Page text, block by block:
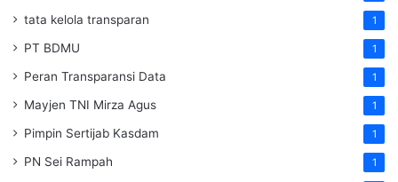
tata kelola transparan 1
PT BDMU 1
Peran Transparansi Data 1
Mayjen TNI Mirza Agus 1
Pimpin Sertijab Kasdam 1
PN Sei Rampah 1